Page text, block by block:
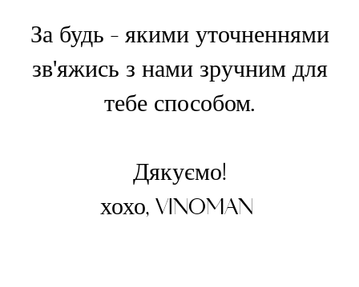
За будь - якими уточненнями
зв'яжись з нами зручним для
тебе способом.
Дякуємо!
хохо, VINOMAN